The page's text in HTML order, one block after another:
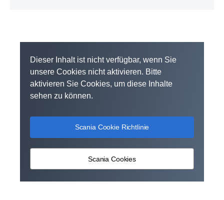
Dieser Inhalt ist nicht verfügbar, wenn Sie
unsere Cookies nicht aktivieren. Bitte
aktivieren Sie Cookies, um diese Inhalte
sehen zu können.
Scania Cookie Richtlinie
Scania Cookies